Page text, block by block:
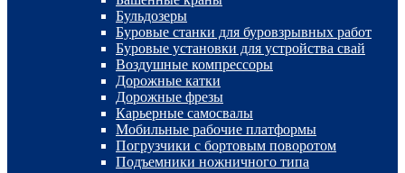
Бульдозеры
Буровые станки для буровзрывных работ
Буровые установки для устройства свай
Воздушные компрессоры
Дорожные катки
Дорожные фрезы
Карьерные самосвалы
Мобильные рабочие платформы
Погрузчики с бортовым поворотом
Подъемники ножничного типа